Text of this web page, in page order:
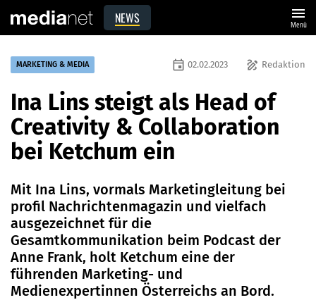
NEWS menu
Menü
MARKETING & MEDIA draw Redaktion
event 02.02.2023
Ina Lins steigt als Head of
Creativity & Collaboration
bei Ketchum ein
Mit Ina Lins, vormals Marketingleitung bei
profil Nachrichtenmagazin und vielfach
ausgezeichnet für die
Gesamtkommunikation beim Podcast der
Anne Frank, holt Ketchum eine der
führenden Marketing- und
Medienexpertinnen Österreichs an Bord.